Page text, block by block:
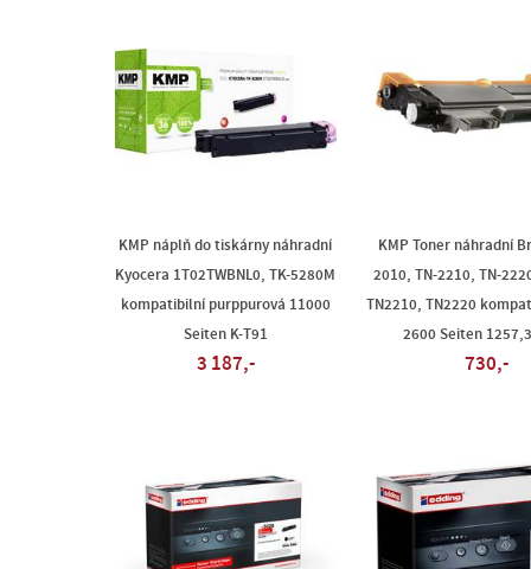
KMP náplň do tiskárny náhradní
Kyocera 1T02TWBNL0, TK-5280M
kompatibilní purppurová 11000
Seiten K-T91
3 187,-
KMP Toner náhradní
2010, TN-2210, TN-
TN2210, TN2220
2600 Seiten
730,-